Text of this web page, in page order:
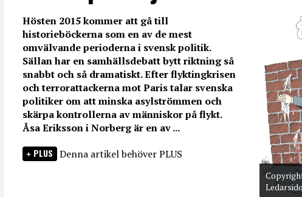
Hösten 2015 kommer att gå till
historieböckerna som en av de mest
omvälvande perioderna i svensk politik.
Sällan har en samhällsdebatt bytt riktning så
snabbt och så dramatiskt. Efter flyktingkrisen
och terrorattackerna mot Paris talar svenska
politiker om att minska asylströmmen och
skärpa kontrollerna av människor på flykt.
Åsa Eriksson i Norberg är en av ...
PLUS Denna artikel behöver PLUS